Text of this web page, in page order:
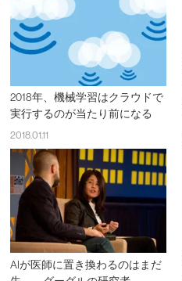
2018年、機械学習はクラウドで
実行するのが当たり前になる
2018.01.11
AIが医師に置き換わるのはまだ